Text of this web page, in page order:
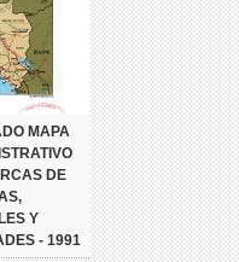
MAPA
DE
Y
- 1991